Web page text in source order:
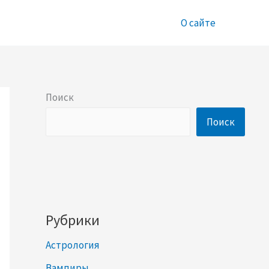
О сайте
Поиск
Поиск
Рубрики
Астрология